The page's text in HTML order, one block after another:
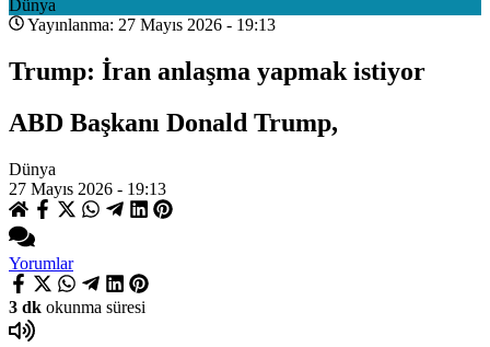
Dünya
Yayınlanma: 27 Mayıs 2026 - 19:13
Trump: İran anlaşma yapmak istiyor
ABD Başkanı Donald Trump,
Dünya
27 Mayıs 2026 - 19:13
Yorumlar
3 dk okunma süresi